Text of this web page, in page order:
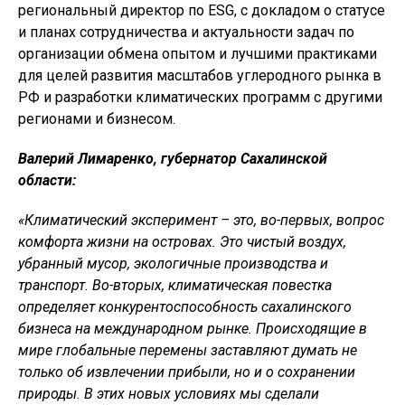
региональный директор по ESG, с докладом о статусе
и планах сотрудничества и актуальности задач по
организации обмена опытом и лучшими практиками
для целей развития масштабов углеродного рынка в
РФ и разработки климатических программ с другими
регионами и бизнесом.
Валерий Лимаренко, губернатор Сахалинской
области:
«Климатический эксперимент – это, во-первых, вопрос
комфорта жизни на островах. Это чистый воздух,
убранный мусор, экологичные производства и
транспорт. Во-вторых, климатическая повестка
определяет конкурентоспособность сахалинского
бизнеса на международном рынке. Происходящие в
мире глобальные перемены заставляют думать не
только об извлечении прибыли, но и о сохранении
природы. В этих новых условиях мы сделали